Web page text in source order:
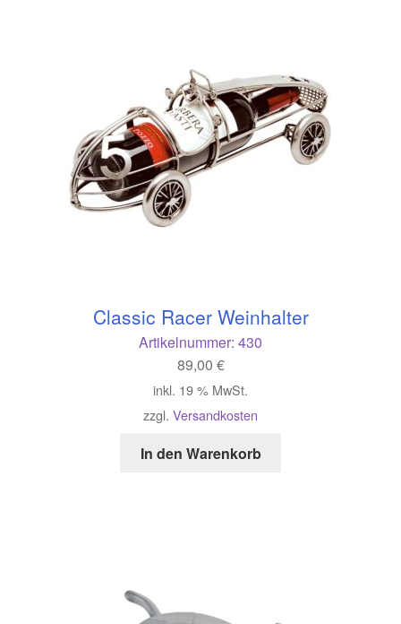
Classic Racer Weinhalter
Artikelnummer: 430
89,00 €
inkl. 19 % MwSt.
zzgl. Versandkosten
In den Warenkorb